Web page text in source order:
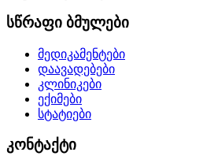
სწრაფი ბმულები
მედიკამენტები
დაავადებები
კლინიკები
ექიმები
სტატიები
კონტაქტი